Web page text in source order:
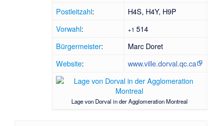
Postleitzahl:
H4S, H4Y, H9P
Vorwahl: +1 514
Bürgermeister:
Marc Doret
Website: www.ville.dorval.qc.ca
Lage von Dorval in der Agglomeration Montreal